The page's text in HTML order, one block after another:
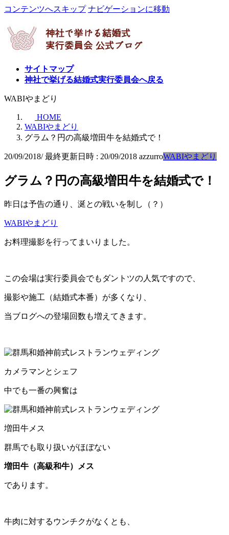
コンテンツへスキップ ナビゲーションに移動
サイトマップ
神社で挙げる結婚式実行委員会へ戻る
WABIやまどり
HOME
WABIやまどり
グラム？円の高級増田牛を結婚式で！
20/09/2018/ 最終更新日時 : 20/09/2018 azzurroWABIやまどり
グラム？円の高級増田牛を結婚式で！
昨日は予告の通り、涎との戦いを制し（？）
WABIやまどり
お料理撮影を行ってまいりました。
この会場は実行委員会でもダントツの人気ですので、
撮影や施工（結婚式本番）が多くなり、
当ブログへの登場回数も増えてきます。
カメラマンとシェフ
中でも一番の興奮は
増田牛メス
群馬でも取り扱いがほぼない
増田牛（高級和牛）メス
であります。
牛肉に対するウンチクがなくとも、